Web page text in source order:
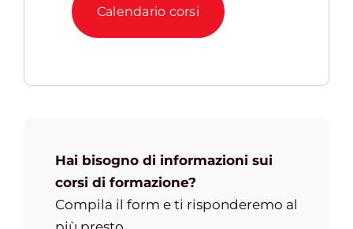
Calendario corsi
Hai bisogno di informazioni sui
corsi di formazione?
Compila il form e ti risponderemo al